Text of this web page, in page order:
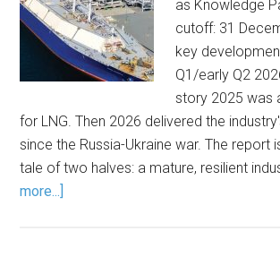
as Knowledge
cutoff: 31
key
Q1/early Q2
story 2025 was
for LNG. Then 2026 delivered the
since the Russia-Ukraine war. The report
tale of two halves: a mature, resilient
more...]